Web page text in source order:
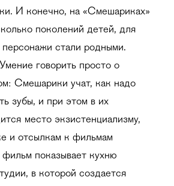
И конечно, на «Смешариках»
поколений детей, для
персонажи стали родными.
говорить просто о
Смешарики учат, как надо
зубы, и при этом в их
место экзистенциализму,
и отсылкам к фильмам
показывает кухню
в которой создается